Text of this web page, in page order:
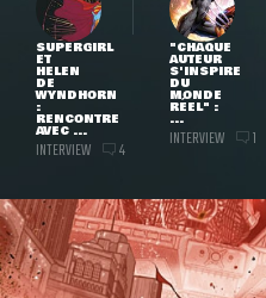
SUPERGIRL
ET
HELEN
DE
WYNDHORN
:
RENCONTRE
AVEC ...
INTERVIEW 4
"CHAQUE
AUTEUR
S'INSPIRE
DU
MONDE
RÉEL" :
...
INTERVIEW 1